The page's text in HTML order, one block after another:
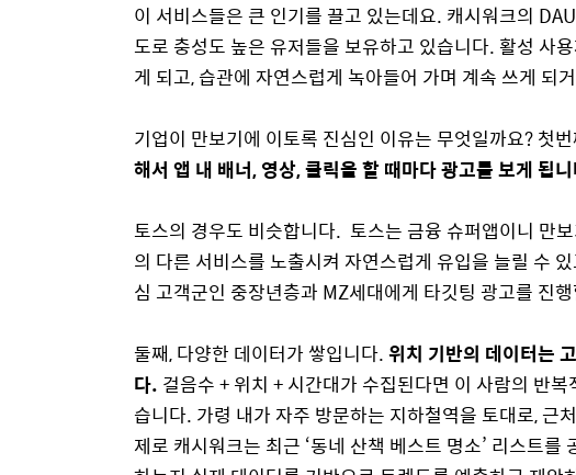
이 서비스들은 큰 인기를 끌고 있는데요. 캐시워크의
도로 충성도 높은 유저들을 보유하고 있습니다. 활성 사
게 되고, 습관에 자연스럽게 녹아들어 가며 계속 쓰게 되
기업이 만보기에 이토록 진심인 이유는 무엇일까요? 첫
해서 앱 내 배너, 영상, 클릭을 할 때마다 광고를 보게 됩
토스의 경우도 비슷합니다. 토스는 금융 슈퍼앱이니 만
의 다른 서비스를 노출시켜 자연스럽게 유입을 늘릴 수
심 고객군인 중장년층과 MZ세대에게 타깃팅 광고를 진
둘째, 다양한 데이터가 쌓입니다.위치 기반의 데이터는
다. 걸음수 + 위치 + 시간대가 수집된다면 이 사람의 반
습니다. 가령 내가 자주 방문하는 지하철역을 토대로, 근
제로 캐시워크는 최근 ‘동네 산책 베스트 명소’ 리스트